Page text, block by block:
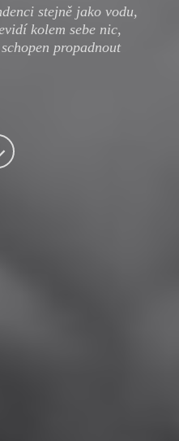
stejně jako vodu,
kolem sebe nic,
propadnout